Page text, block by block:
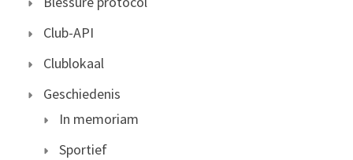
Club-API
Clublokaal
Geschiedenis
In memoriam
Sportief